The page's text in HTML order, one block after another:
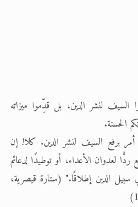
السيف لنشر الدين، بل قدِّموا ميزاته
الحسنة.
برفع السيف لنشر الدين. كلا! إن
لعدوان الأعداء، أو توطيدًا لدعائم
الدين إطلاقًا." (ستارة قيصرية،